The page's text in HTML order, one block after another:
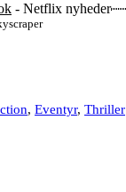
- Netflix nyheder
, Eventyr, Thriller